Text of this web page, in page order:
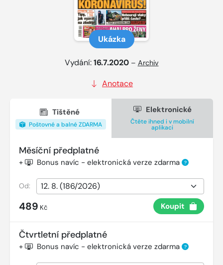
Ukázka
Vydání:16.7.2020 – Archiv
Anotace
Tištěné
Poštovné a balné ZDARMA
Elektronické
Čtěte ihned i v mobilní
aplikaci
Měsíční předplatné
+ Bonus navíc - elektronická verze zdarma ?
Od:
489 Kč Koupit
Čtvrtletní předplatné
+ Bonus navíc - elektronická verze zdarma ?